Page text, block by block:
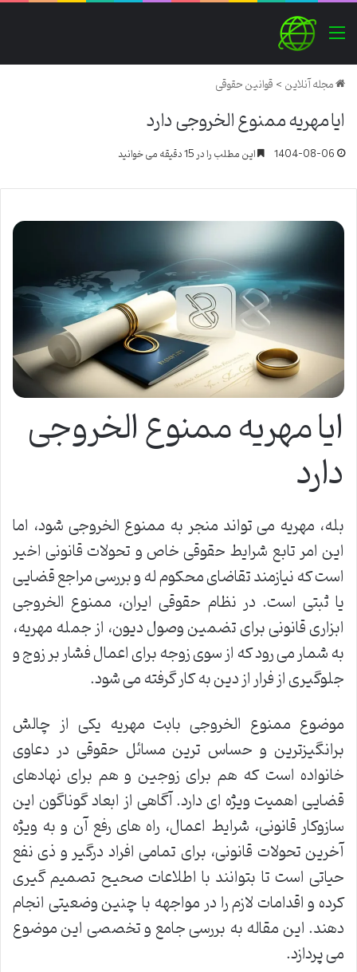
منو
مجله آنلاین>قوانین حقوقی
ایا مهریه ممنوع الخروجی دارد
1404-08-06 این مطلب را در 15 دقیقه می خوانید
ایا مهریه ممنوع الخروجی
دارد
بله، مهریه می تواند منجر به ممنوع الخروجی شود، اما
این امر تابع شرایط حقوقی خاص و تحولات قانونی اخیر
است که نیازمند تقاضای محکوم له و بررسی مراجع قضایی
یا ثبتی است. در نظام حقوقی ایران، ممنوع الخروجی
ابزاری قانونی برای تضمین وصول دیون، از جمله مهریه،
به شمار می رود که از سوی زوجه برای اعمال فشار بر زوج و
جلوگیری از فرار از دین به کار گرفته می شود.
موضوع ممنوع الخروجی بابت مهریه یکی از چالش
برانگیزترین و حساس ترین مسائل حقوقی در دعاوی
خانواده است که هم برای زوجین و هم برای نهادهای
قضایی اهمیت ویژه ای دارد. آگاهی از ابعاد گوناگون این
سازوکار قانونی، شرایط اعمال، راه های رفع آن و به ویژه
آخرین تحولات قانونی، برای تمامی افراد درگیر و ذی نفع
حیاتی است تا بتوانند با اطلاعات صحیح تصمیم گیری
کرده و اقدامات لازم را در مواجهه با چنین وضعیتی انجام
دهند. این مقاله به بررسی جامع و تخصصی این موضوع
می پردازد.